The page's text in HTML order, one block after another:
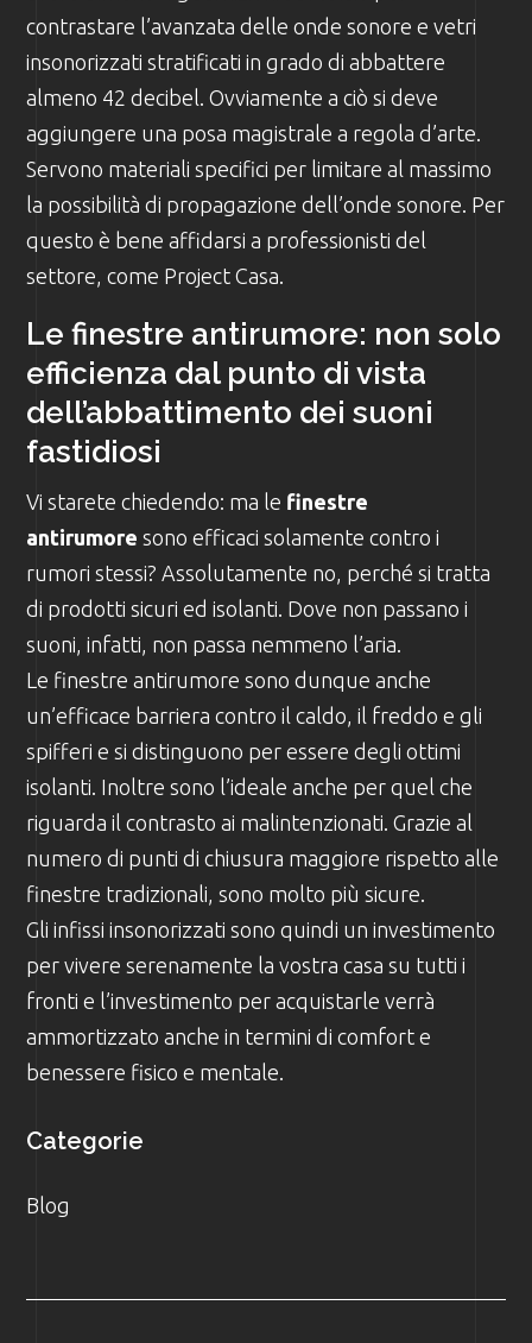
contrastare l’avanzata delle onde sonore e vetri
insonorizzati stratificati in grado di abbattere
almeno 42 decibel. Ovviamente a ciò si deve
aggiungere una posa magistrale a regola d’arte.
Servono materiali specifici per limitare al massimo
la possibilità di propagazione dell’onde sonore. Per
questo è bene affidarsi a professionisti del
settore, come Project Casa.
Le finestre antirumore: non solo
efficienza dal punto di vista
dell’abbattimento dei suoni
fastidiosi
Vi starete chiedendo: ma le finestre
antirumore sono efficaci solamente contro i
rumori stessi? Assolutamente no, perché si tratta
di prodotti sicuri ed isolanti. Dove non passano i
suoni, infatti, non passa nemmeno l’aria.
Le finestre antirumore sono dunque anche
un’efficace barriera contro il caldo, il freddo e gli
spifferi e si distinguono per essere degli ottimi
isolanti. Inoltre sono l’ideale anche per quel che
riguarda il contrasto ai malintenzionati. Grazie al
numero di punti di chiusura maggiore rispetto alle
finestre tradizionali, sono molto più sicure.
Gli infissi insonorizzati sono quindi un investimento
per vivere serenamente la vostra casa su tutti i
fronti e l’investimento per acquistarle verrà
ammortizzato anche in termini di comfort e
benessere fisico e mentale.
Categorie
Blog